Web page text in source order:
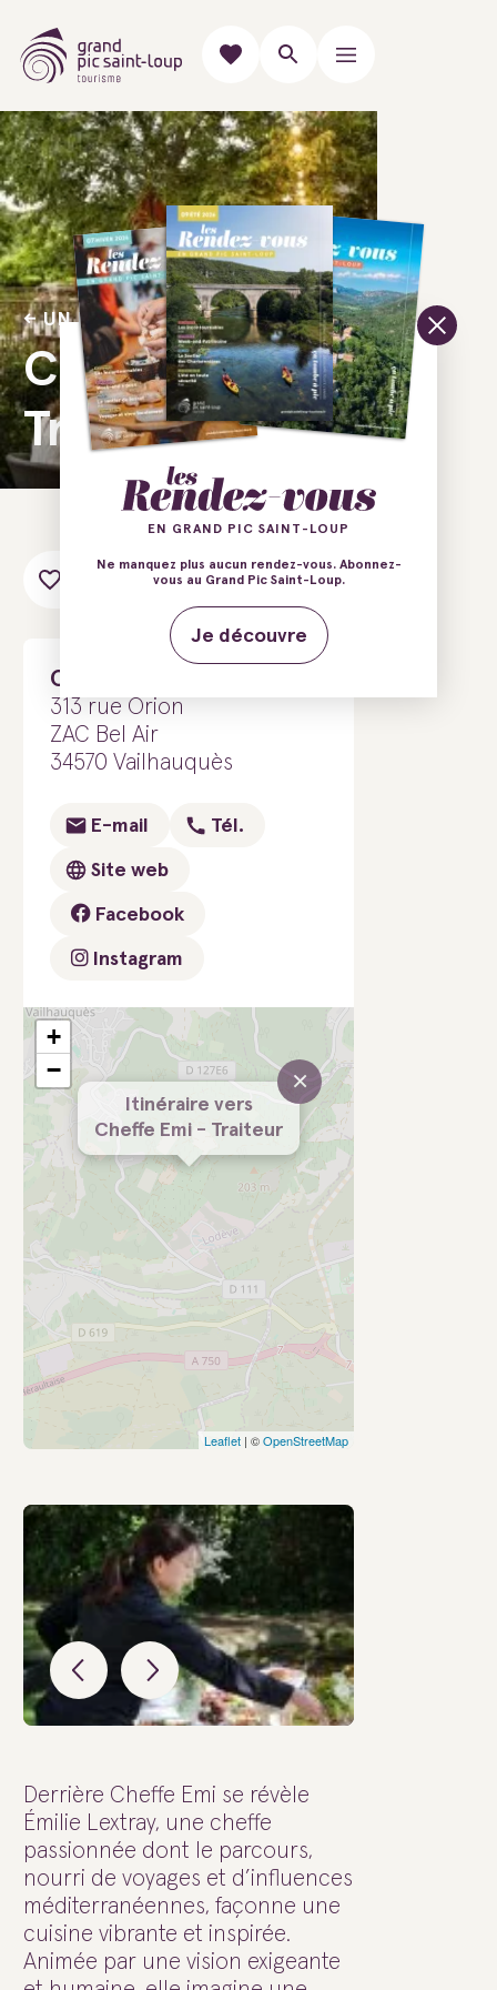
UN LUNDI À TABLE
Cheffe Emi -
Traiteur
Ajouter au carnet de voyage
Cheffe Emi - Traiteur
313 rue Orion
ZAC Bel Air
34570 Vailhauquès
E-mail Tél.
Site web
Facebook
Instagram
Itinéraire vers
Cheffe Emi - Traiteur
×
+
−
Leaflet | ©OpenStreetMap
Derrière Cheffe Emi se révèle
Émilie Lextray, une cheffe
passionnée dont le parcours,
nourri de voyages et d’influences
méditerranéennes, façonne une
cuisine vibrante et inspirée.
Animée par une vision exigeante
EN GRAND PIC SAINT-LOUP
Ne manquez plus aucun rendez-vous. Abonnez-
vous au Grand Pic Saint-Loup.
Je découvre